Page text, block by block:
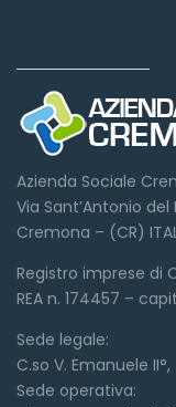
Azienda Sociale
Via Sant’Antonio del
Cremona – (CR)
Registro imprese di
REA n. 174457 –
Sede legale:
C.so V. Emanuele
Sede operativa: